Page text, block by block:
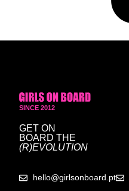
SINCE 2012
GET ON
BOARD THE
(R)EVOLUTION
hello@girlsonboard.pt